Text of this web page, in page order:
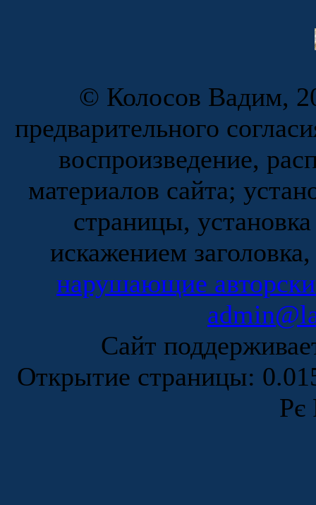
© Колосов Вадим,
предварительного
воспроизведение,
материалов сайта;
страницы,
искажением
нарушающие
Сайт
Открытие страницы:
Рє